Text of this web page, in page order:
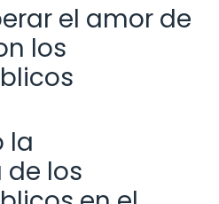
el amor de
los
la
los